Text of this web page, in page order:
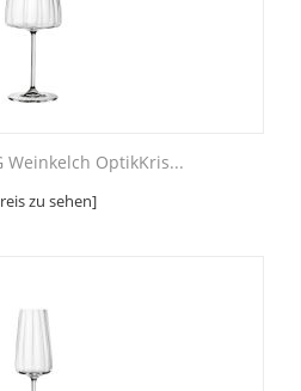
Weinkelch OptikKris...
zu sehen]